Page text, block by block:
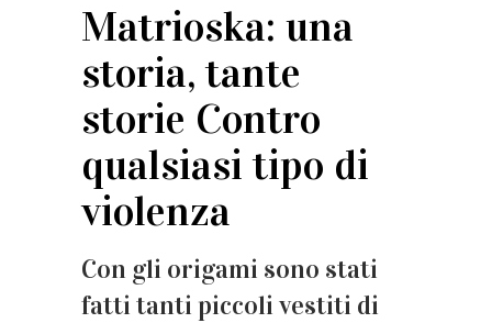
Matrioska: una
storia, tante
storie Contro
qualsiasi tipo di
violenza
Con gli origami sono stati
fatti tanti piccoli vestiti di